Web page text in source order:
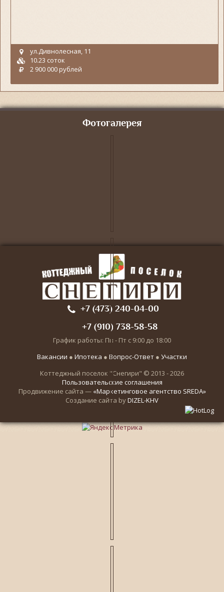
ул.Дивнолесная, 11
10.23 соток
2 900 000 рублей
Фотогалерея
+7 (473) 240-04-00
+7 (910) 738-58-58
График работы: Пн - Пт с 9:00 до 18:00
Вакансии ● Ипотека ● Вопрос-Ответ ● Участки
Коттеджный поселок "Снегири" © 2013 - 2026
Пользовательские соглашения
Продвижение сайта — «Маркетинговое агентство SREDA»
Создание сайта byDIZEL-KHV